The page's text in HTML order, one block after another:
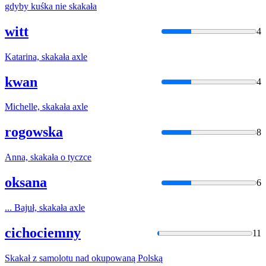
gdyby kuśka nie skakała
witt 4
Katarina, skakała axle
kwan 4
Michelle, skakała axle
rogowska 8
Anna, skakała o tyczce
oksana 6
... Bajuł, skakała axle
cichociemny 11
Skakałz samolotu nad okupowaną Polską